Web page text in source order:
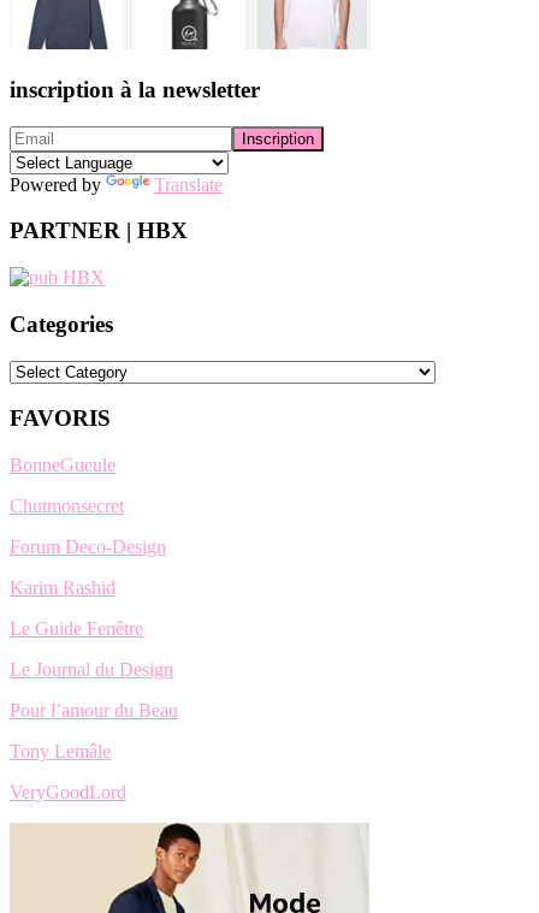
inscription à la newsletter
Powered by Translate
PARTNER | HBX
Categories
Categories
FAVORIS
BonneGueule
Chutmonsecret
Forum Deco-Design
Karim Rashid
Le Guide Fenêtre
Le Journal du Design
Pour l’amour du Beau
Tony Lemâle
VeryGoodLord